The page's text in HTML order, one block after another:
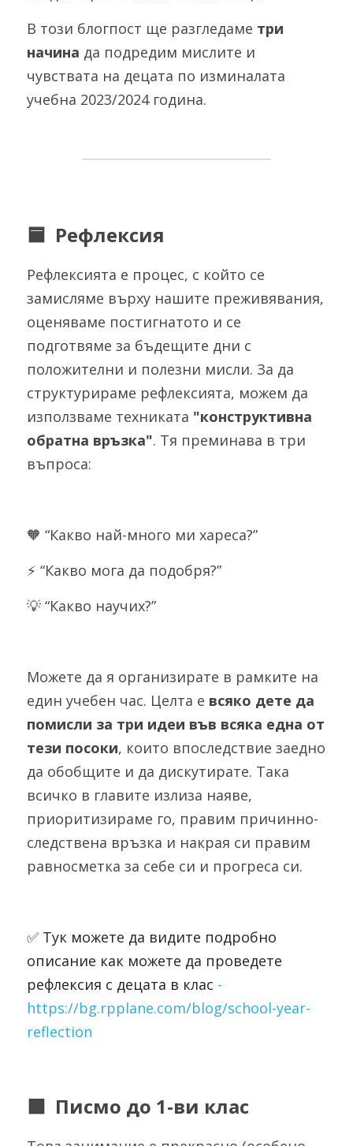
В този блогпост ще разгледаме три
начина да подредим мислите и
чувствата на децата по изминалата
учебна 2023/2024 година.
🟦  Рефлексия
Рефлексията е процес, с който се
замисляме върху нашите преживявания,
оценяваме постигнатото и се
подготвяме за бъдещите дни с
положителни и полезни мисли. За да
структурираме рефлексията, можем да
използваме техниката "конструктивна
обратна връзка". Тя преминава в три
въпроса:
🧡 “Какво най-много ми хареса?”
⚡️ “Какво мога да подобря?”
💡 “Какво научих?”
Можете да я организирате в рамките на
един учебен час. Целта е всяко дете да
помисли за три идеи във всяка една от
тези посоки, които впоследствие заедно
да обобщите и да дискутирате. Така
всичко в главите излиза наяве,
приоритизираме го, правим причинно-
следствена връзка и накрая си правим
равносметка за себе си и прогреса си.
✅ Тук можете да видите подробно
описание как можете да проведете
рефлексия с децата в клас
https://bg.rpplane.com/blog/school-year-
reflection
🟪  Писмо до 1-ви клас